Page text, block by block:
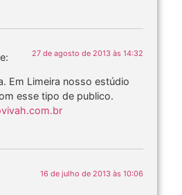
27 de agosto de 2013 às 14:32
Em Limeira nosso estúdio
esse tipo de publico.
16 de julho de 2013 às 10:06